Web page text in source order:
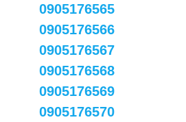
0905176565
0905176566
0905176567
0905176568
0905176569
0905176570